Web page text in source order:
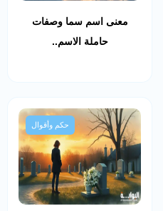
معنى اسم سما وصفات
حاملة الاسم..
حكم وأقوال